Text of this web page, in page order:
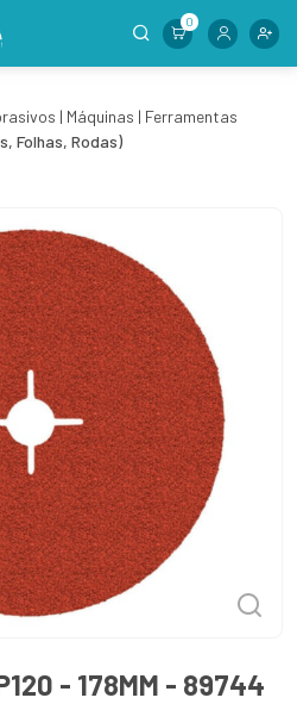
0
| Máquinas | Ferramentas
Folhas, Rodas)
- 178MM - 89744